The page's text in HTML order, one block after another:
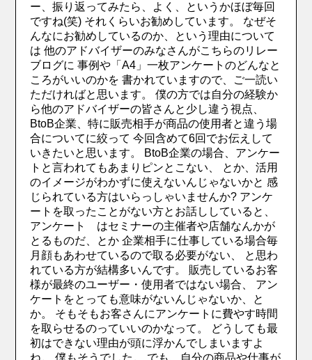
ー、振り返ってみたら、よく、というかほぼ毎回
ですね(笑) それくらいお勧めしています。 なぜそ
んなにお勧めしているのか、という理由について
は 他のアドバイザーのみなさんがこちらのリレー
ブログに 事例や「A4」一枚アンケートのどんなと
ころがいいのかを 書かれていますので、ご一読い
ただければと思います。 僕の方では自分の経験か
ら他のアドバイザーの皆さんと少し違う視点、
BtoB企業、特に販売相手が商品の使用者と違う場
合についてに絞って 今回含めて6回でお伝えして
いきたいと思います。 BtoB企業の場合、アンケー
トと言われてもあまりピンとこない、 とか、活用
のイメージがわかずに使えないんじゃないかと 感
じられている方はいらっしゃいませんか? アンケ
ートを取ったことがない方とお話ししていると、
アンケート はセミナーの主催者や店舗なんかが
とるものだ、とか 企業相手に仕事している場合毎
月顔もあわせているので取る必要がない、 と思わ
れている方が結構多いんです。 販売しているお客
様が最終のユーザー・使用者ではない場合、 アン
ケートをとっても意味がないんじゃないか、と
か。 そもそもお客さんにアンケートに費やす時間
を取らせるのっていいのかなって。 どうしても最
初はできない理由が頭に浮かんでしまいますよ